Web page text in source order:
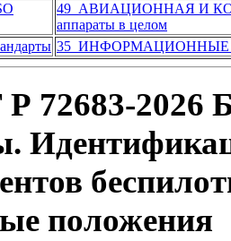
49 АВИАЦИОННАЯ И
аппараты в целом
35 ИНФОРМАЦИОННЫЕ
72683-2026
положения